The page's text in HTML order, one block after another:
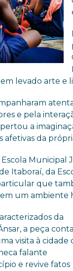
levado arte e
e pela
a
afetivas da
Municipal
Itaboraí, da
que
um ambiente
da
a peça
visita à cidade
falante
e revive fatos